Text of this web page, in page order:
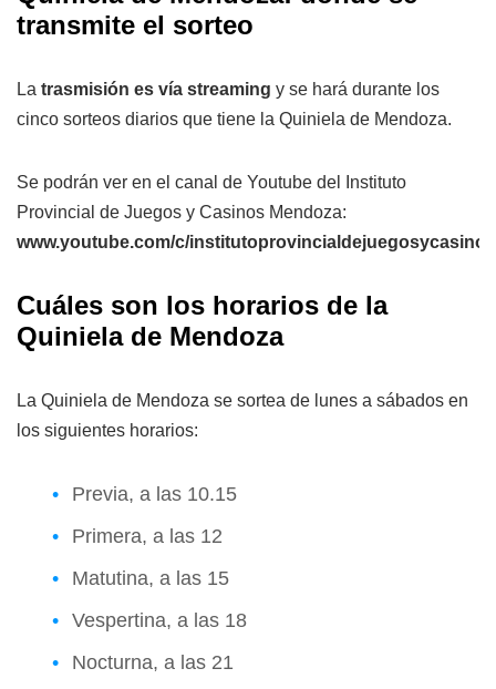
transmite el sorteo
La trasmisión es vía streaming y se hará durante los
cinco sorteos diarios que tiene la Quiniela de Mendoza.
Se podrán ver en el canal de Youtube del Instituto
Provincial de Juegos y Casinos Mendoza:
www.youtube.com/c/
Cuáles son los horarios de la
Quiniela de Mendoza
La Quiniela de Mendoza se sortea de lunes a sábados en
los siguientes horarios:
Previa, a las 10.15
Primera, a las 12
Matutina, a las 15
Vespertina, a las 18
Nocturna, a las 21